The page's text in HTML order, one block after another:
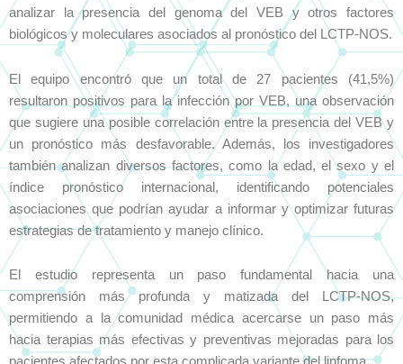
analizar la presencia del genoma del VEB y otros factores
biológicos y moleculares asociados al pronóstico del LCTP-NOS.
El equipo encontró que un total de 27 pacientes (41,5%)
resultaron positivos para la infección por VEB, una observación
que sugiere una posible correlación entre la presencia del VEB y
un pronóstico más desfavorable. Además, los investigadores
también analizan diversos factores, como la edad, el sexo y el
índice pronóstico internacional, identificando potenciales
asociaciones que podrían ayudar a informar y optimizar futuras
estrategias de tratamiento y manejo clínico.
El estudio representa un paso fundamental hacia una
comprensión más profunda y matizada del LCTP-NOS,
permitiendo a la comunidad médica acercarse un paso más
hacia terapias más efectivas y preventivas mejoradas para los